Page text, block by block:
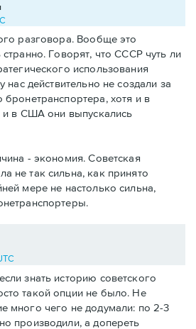
разговора. Вообще это
странно. Говорят, что СССР чуть ли
использования
действительно не создали за
хотя и в
и в США они выпускались
- экономия. Советская
не так сильна, как принято
мере не настолько сильна,
знать историю советского
такой опции не было. Не
много чего не додумали: по 2-3
производили, а допереть